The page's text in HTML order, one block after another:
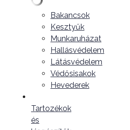
Bakancsok
Kesztyűk
Munkaruházat
Hallásvédelem
Látásvédelem
Védősisakok
Hevederek
Tartozékok
és